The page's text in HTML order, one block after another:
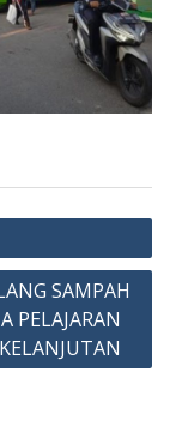
SAMPAH
PELAJARAN